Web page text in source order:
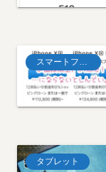
スマートフォン
タブレット